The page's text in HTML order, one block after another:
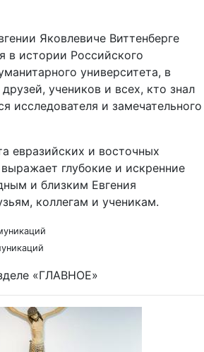
Яковлевиче Виттенберге
в истории Российского
университета, в
учеников и всех, кто знал
исследователя и замечательного
евразийских и восточных
глубокие и искренние
и близким Евгения
коллегам и ученикам.
«ГЛАВНОЕ»